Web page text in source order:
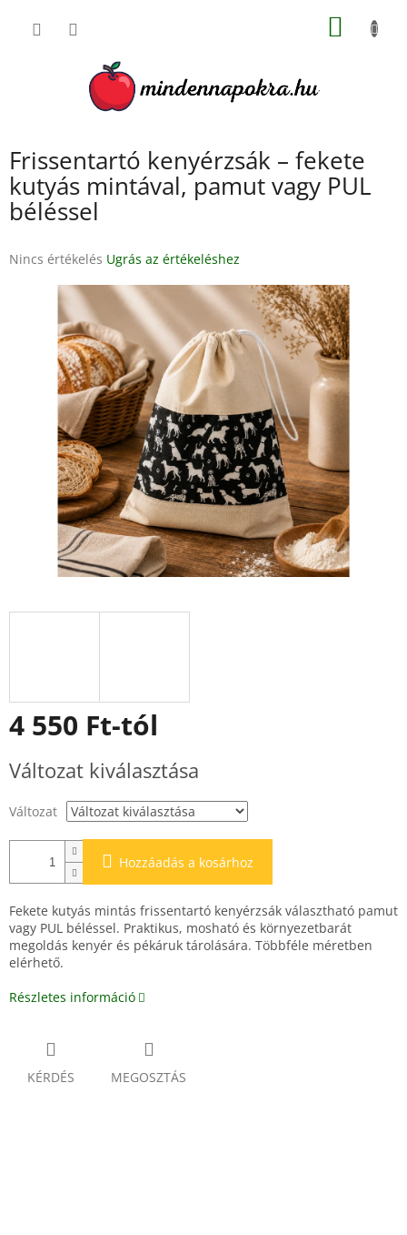
KOSÁR
Frissentartó kenyérzsák – fekete
kutyás mintával, pamut vagy PUL
béléssel
A
értékelése
Nincs értékelés Ugrás az értékeléshez
4 550 Ft-tól
Változat kiválasztása
Változat
Hozzáadás a kosárhoz
Fekete kutyás mintás frissentartó kenyérzsák választható pamut
vagy PUL béléssel. Praktikus, mosható és környezetbarát
megoldás kenyér és pékáruk tárolására. Többféle méretben
elérhető.
Részletes információ
KÉRDÉS MEGOSZTÁS